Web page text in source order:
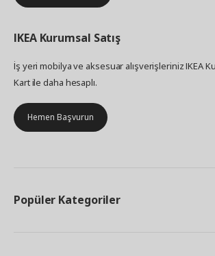
IKEA Kurumsal Satış
İş yeri mobilya ve aksesuar alışverişleriniz IKEA
Kart ile daha hesaplı.
Hemen Başvurun
Popüler Kategoriler